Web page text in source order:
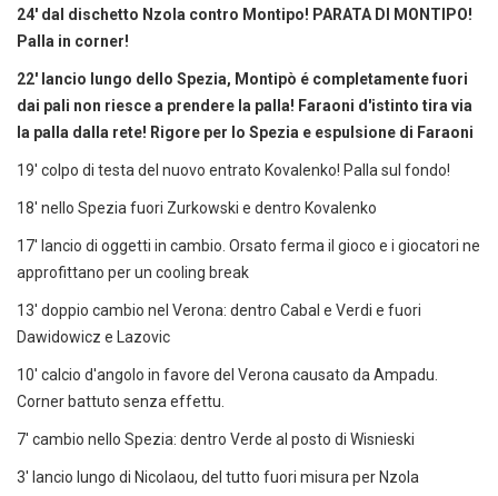
24' dal dischetto Nzola contro Montipo! PARATA DI MONTIPO!
Palla in corner!
22' lancio lungo dello Spezia, Montipò é completamente fuori
dai pali non riesce a prendere la palla! Faraoni d'istinto tira via
la palla dalla rete! Rigore per lo Spezia e espulsione di Faraoni
19' colpo di testa del nuovo entrato Kovalenko! Palla sul fondo!
18' nello Spezia fuori Zurkowski e dentro Kovalenko
17' lancio di oggetti in cambio. Orsato ferma il gioco e i giocatori ne
approfittano per un cooling break
13' doppio cambio nel Verona: dentro Cabal e Verdi e fuori
Dawidowicz e Lazovic
10' calcio d'angolo in favore del Verona causato da Ampadu.
Corner battuto senza effettu.
7' cambio nello Spezia: dentro Verde al posto di Wisnieski
3' lancio lungo di Nicolaou, del tutto fuori misura per Nzola